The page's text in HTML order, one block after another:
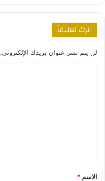
اترك تعليقاً
لن يتم نشر عنوان بريدك الإلكتروني.
*
الاسم *